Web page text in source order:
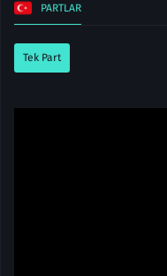
PARTLAR
Tek Part